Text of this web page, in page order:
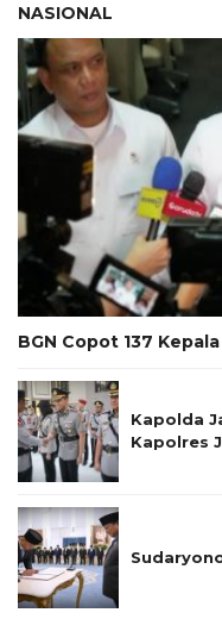
NASIONAL
BGN Copot 137 Kepala
Kapolda
Kapolres